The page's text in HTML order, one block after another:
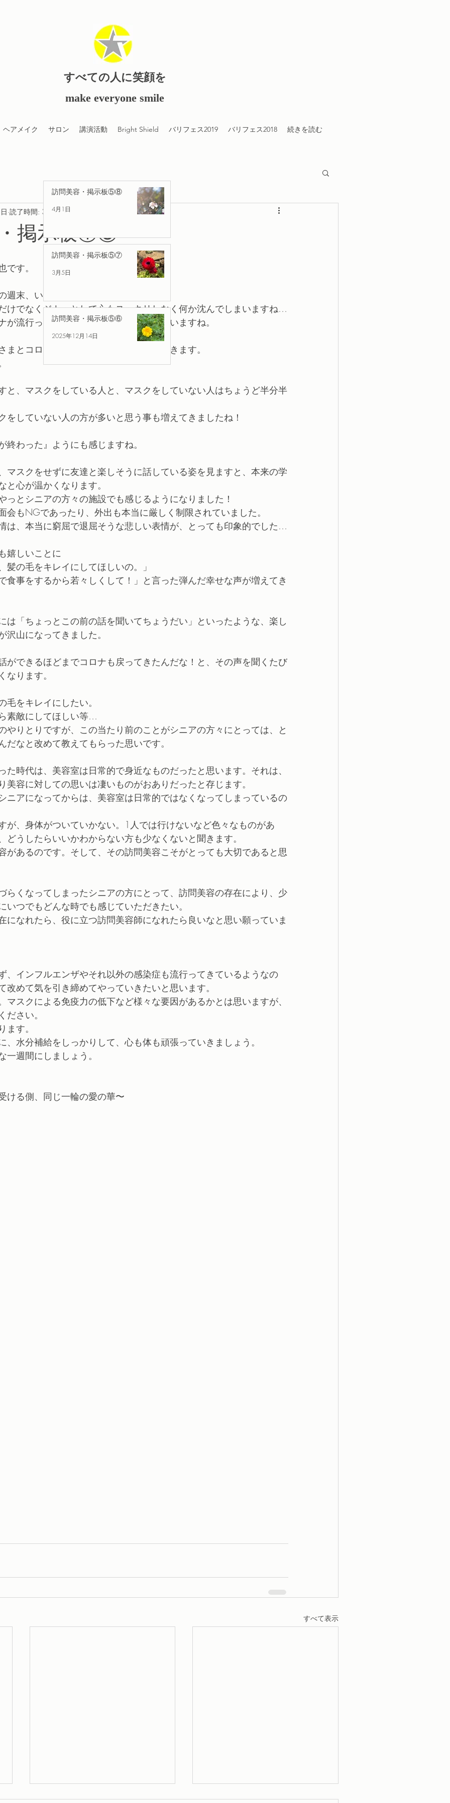
すべての人に笑顔を
​make everyone smile
ヘアメイク サロン 講演活動 Bright Shield バリフェス2019 バリフェス2018 続きを読む
掲示板①⑧
読了時間: 3分
す。
週末、いかがお過ごしでしょうか。
けでなくジトッとして心もスッキリしなく何か沈んでしまいますね…
流行ってきているとニュースでやっていますね。
まとコロナ。」について貼らせていただきます。
と、マスクをしている人と、マスクをしていない人はちょうど半分半
をしていない人の方が多いと思う事も増えてきましたね！
終わった』ようにも感じますね。
マスクをせずに友達と楽しそうに話している姿を見ますと、本来の学
と心が温かくなります。
っとシニアの方々の施設でも感じるようになりました！
会もNGであったり、外出も本当に厳しく制限されていました。
は、本当に窮屈で退屈そうな悲しい表情が、とっても印象的でした…
嬉しいことに
髪の毛をキレイにしてほしいの。」
食事をするから若々しくして！」と言った弾んだ幸せな声が増えてき
は「ちょっとこの前の話を聞いてちょうだい」といったような、楽し
沢山になってきました。
ができるほどまでコロナも戻ってきたんだな！と、その声を聞くたび
なります。
をキレイにしたい。
素敵にしてほしい等…
やりとりですが、この当たり前のことがシニアの方々にとっては、と
だなと改めて教えてもらった思いです。
た時代は、美容室は日常的で身近なものだったと思います。それは、
美容に対しての思いは凄いものがおありだったと存じます。
ニアになってからは、美容室は日常的ではなくなってしまっているの
が、身体がついていかない。1人では行けないなど色々なものがあ
どうしたらいいかわからない方も少なくないと聞きます。
があるのです。そして、その訪問美容こそがとっても大切であると思
らくなってしまったシニアの方にとって、訪問美容の存在により、少
いつでもどんな時でも感じていただきたい。
になれたら、役に立つ訪問美容師になれたら良いなと思い願っていま
、インフルエンザやそれ以外の感染症も流行ってきているようなの
改めて気を引き締めてやっていきたいと思います。
マスクによる免疫力の低下など様々な要因があるかとは思いますが、
さい。
す。
、水分補給をしっかりして、心も体も頑張っていきましょう。
週間にしましょう。
ける側、同じ一輪の愛の華〜
すべて表示
訪問美容・掲示板⑤⑧
4月1日
訪問美容・掲示板⑤⑦
3月5日
訪問美容・掲示板⑤⑥
2025年12月14日